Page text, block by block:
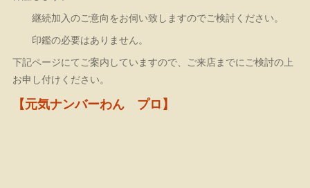
継続加入のご意向をお伺い致しますのでご検討ください。
印鑑の必要はありません。
下記ページにてご案内していますので、ご来店までにご検討の上
お申し付けください。
【元気ナンバーわん プロ】